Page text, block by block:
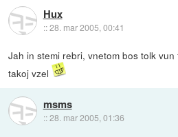
Hux
::28. mar 2005, 00:41
Jah in stemi rebri, vnetom bos tolk
takoj vzel
msms
::28. mar 2005, 01:36